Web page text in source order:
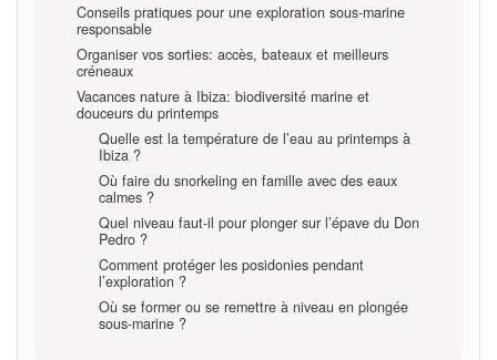
Conseils pratiques pour une exploration sous-marine
responsable
Organiser vos sorties: accès, bateaux et meilleurs
créneaux
Vacances nature à Ibiza: biodiversité marine et
douceurs du printemps
Quelle est la température de l’eau au printemps à
Ibiza ?
Où faire du snorkeling en famille avec des eaux
calmes ?
Quel niveau faut-il pour plonger sur l’épave du Don
Pedro ?
Comment protéger les posidonies pendant
l’exploration ?
Où se former ou se remettre à niveau en plongée
sous-marine ?